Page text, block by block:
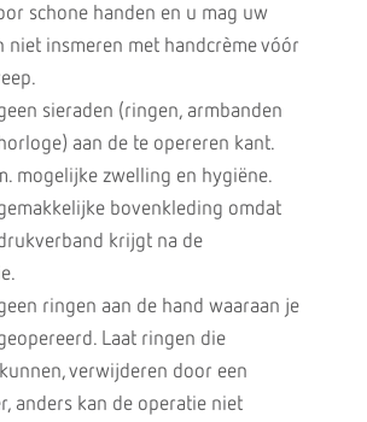
schone handen en u mag uw
niet insmeren met handcrème vóór
sieraden (ringen, armbanden
aan de te opereren kant.
mogelijke zwelling en hygiëne.
bovenkleding omdat
krijgt na de
ringen aan de hand waaraan je
Laat ringen die
verwijderen door een
anders kan de operatie niet